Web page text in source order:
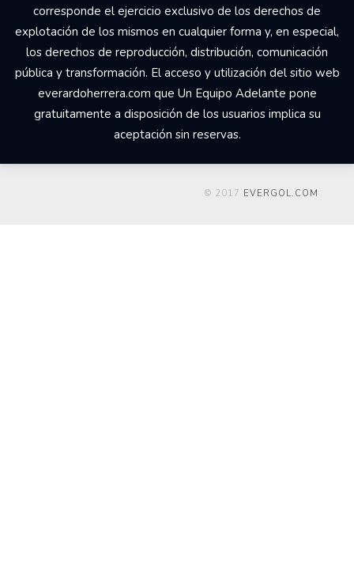
corresponde el ejercicio exclusivo de los derechos de
explotación de los mismos en cualquier forma y, en especial,
los derechos de reproducción, distribución, comunicación
pública y transformación. El acceso y utilización del sitio web
everardoherrera.com que Un Equipo Adelante pone
gratuitamente a disposición de los usuarios implica su
aceptación sin reservas.
© 2017 EVERGOL.COM